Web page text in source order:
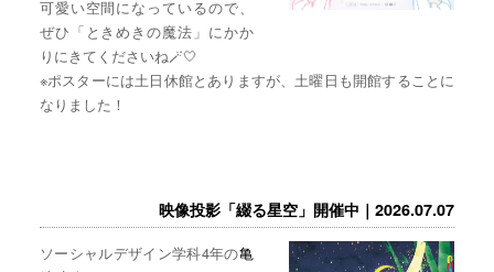
可愛い空間になっているので、
ぜひ「ときめきの魔法」にかか
りにきてくださいね🪄🤍
※ポスターには土日休館とありますが、土曜日も開館することに
なりました！
映像投影「綴る星空」開催中｜2026.07.07
ソーシャルデザイン学科4年の亀